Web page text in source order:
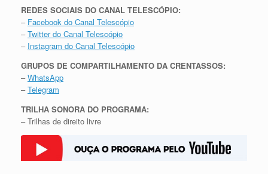
REDES SOCIAIS DO CANAL TELESCÓPIO:
– Facebook do Canal Telescópio
–Twitter do Canal Telescópio
– Instagram do Canal Telescópio
GRUPOS DE COMPARTILHAMENTO DA CRENTASSOS:
–WhatsApp
–Telegram
TRILHA SONORA DO PROGRAMA:
– Trilhas de direito livre